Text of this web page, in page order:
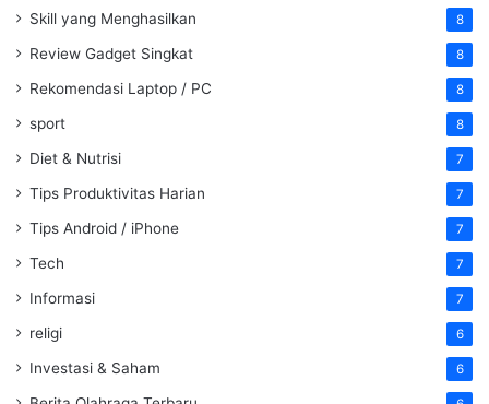
Skill yang Menghasilkan 8
Review Gadget Singkat 8
Rekomendasi Laptop / PC 8
sport 8
Diet & Nutrisi 7
Tips Produktivitas Harian 7
Tips Android / iPhone 7
Tech 7
Informasi 7
religi 6
Investasi & Saham 6